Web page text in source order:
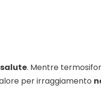
. Mentre
per irraggiamento